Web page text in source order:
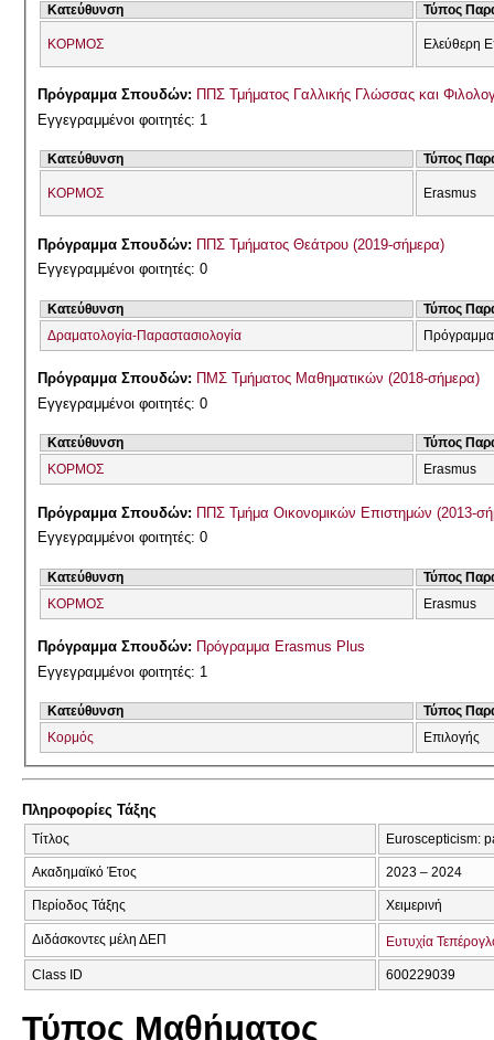
Κατεύθυνση Τύπος
ΚΟΡΜΟΣ Ελεύθερη
Πρόγραμμα Σπουδών: ΠΠΣ Τμήματος Γαλλικής Γλώσσας και
Εγγεγραμμένοι φοιτητές: 1
Κατεύθυνση Τύπος
ΚΟΡΜΟΣ Erasmus
Πρόγραμμα Σπουδών: ΠΠΣ Τμήματος Θεάτρου (2019-σήμερα)
Εγγεγραμμένοι φοιτητές: 0
Κατεύθυνση
Τύπος
Δραματολογία-Παραστασιολογία
Πρόγραμμα Σπουδών: ΠΜΣ Τμήματος Μαθηματικών (2018-σήμερα)
Εγγεγραμμένοι φοιτητές: 0
Κατεύθυνση
Τύπος
ΚΟΡΜΟΣ
Erasmus
Πρόγραμμα Σπουδών: ΠΠΣ Τμήμα Οικονομικών Επιστημών (2013-
Εγγεγραμμένοι φοιτητές: 0
Κατεύθυνση
Τύπος
ΚΟΡΜΟΣ
Erasmus
Πρόγραμμα Σπουδών: Πρόγραμμα Erasmus Plus
Εγγεγραμμένοι φοιτητές: 1
Κατεύθυνση
Τύπος
Κορμός
Επιλογής
Πληροφορίες Τάξης
Τίτλος Euroscepticism:
Ακαδημαϊκό Έτος 2023 – 2024
Περίοδος Τάξης Χειμερινή
Διδάσκοντες μέλη ΔΕΠ Ευτυχία
Class ID 600229039
Τύπος Μαθήματος